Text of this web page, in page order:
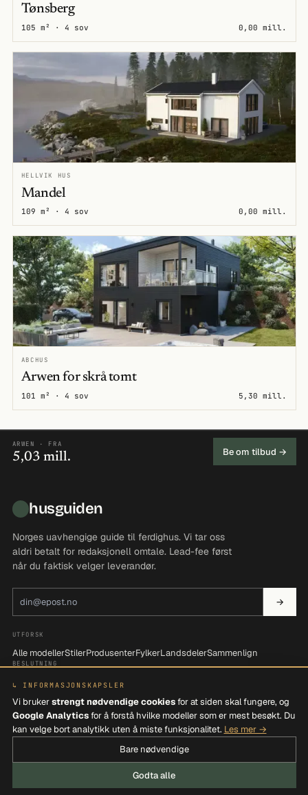
Tønsberg
105 m² · 4 sov 0,00 mill.
HELLVIK HUS
Mandel
109 m² · 4 sov 0,00 mill.
ABCHUS
Arwen for skrå tomt
101 m² · 4 sov 5,30 mill.
ARWEN · FRA
5,03 mill. Be om tilbud →
husguiden
Norges uavhengige guide til ferdighus. Vi tar oss
aldri betalt for redaksjonell omtale. Lead-fee først
når du faktisk velger leverandør.
→
UTFORSK
Alle modellerStilerProdusenterFylkerLandsdelerSammenlign
BESLUTNING
Be om tilbudSøk i katalogen
Om HusguidenKontakt PersonvernVilkår
↳ INFORMASJONSKAPSLER
Vi brukerstrengt nødvendige cookiesfor at siden skal fungere, og
Google Analyticsfor å forstå hvilke modeller som er mest besøkt. Du
kan velge bort analytikk uten å miste funksjonalitet. Les mer →
Bare nødvendige
Godta alle